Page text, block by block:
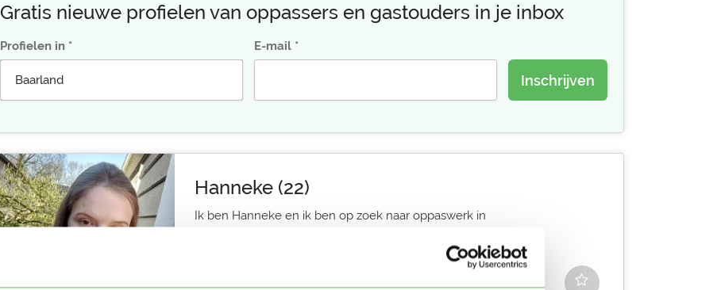
Gratis nieuwe profielen van oppassers en gastouders in je inbox
Profielen in E-mail
Inschrijven
Hanneke (22)
Ik ben Hanneke en ik ben op zoek naar oppaswerk in